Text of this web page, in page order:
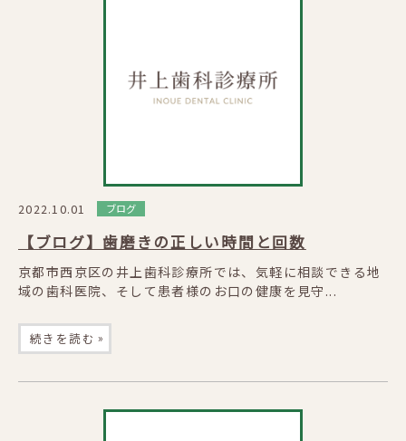
2022.10.01 ブログ
【ブログ】歯磨きの正しい時間と回数
京都市西京区の井上歯科診療所では、気軽に相談できる地
域の歯科医院、そして患者様のお口の健康を見守...
続きを読む »